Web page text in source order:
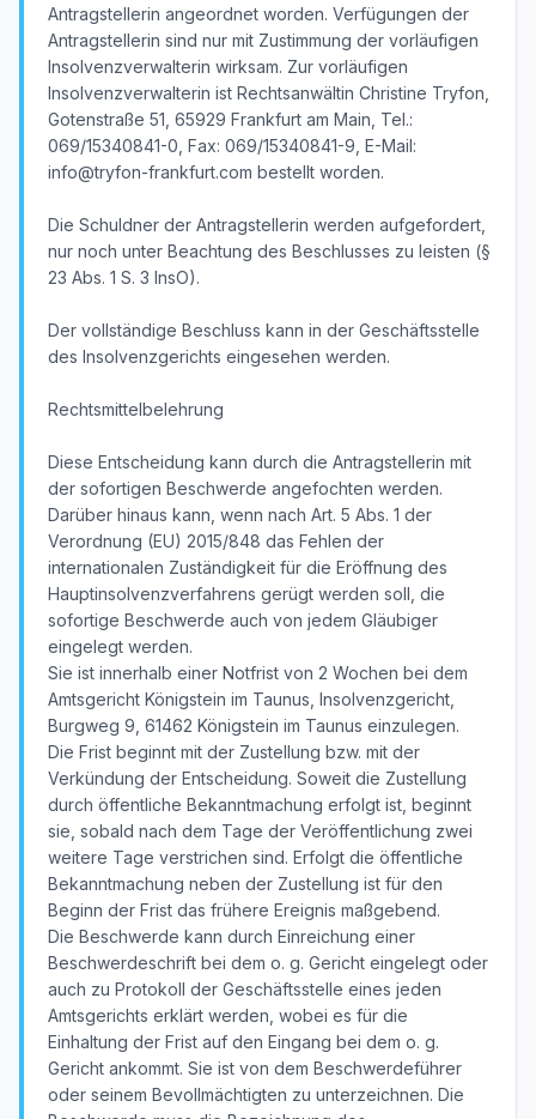
Antragstellerin angeordnet worden. Verfügungen der
Antragstellerin sind nur mit Zustimmung der vorläufigen
Insolvenzverwalterin wirksam. Zur vorläufigen
Insolvenzverwalterin ist Rechtsanwältin Christine Tryfon,
Gotenstraße 51, 65929 Frankfurt am Main, Tel.:
069/15340841-0, Fax: 069/15340841-9, E-Mail:
info@tryfon-frankfurt.com bestellt worden.
Die Schuldner der Antragstellerin werden aufgefordert,
nur noch unter Beachtung des Beschlusses zu leisten (§
23 Abs. 1 S. 3 InsO).
Der vollständige Beschluss kann in der Geschäftsstelle
des Insolvenzgerichts eingesehen werden.
Rechtsmittelbelehrung
Diese Entscheidung kann durch die Antragstellerin mit
der sofortigen Beschwerde angefochten werden.
Darüber hinaus kann, wenn nach Art. 5 Abs. 1 der
Verordnung (EU) 2015/848 das Fehlen der
internationalen Zuständigkeit für die Eröffnung des
Hauptinsolvenzverfahrens gerügt werden soll, die
sofortige Beschwerde auch von jedem Gläubiger
eingelegt werden.
Sie ist innerhalb einer Notfrist von 2 Wochen bei dem
Amtsgericht Königstein im Taunus, Insolvenzgericht,
Burgweg 9, 61462 Königstein im Taunus einzulegen.
Die Frist beginnt mit der Zustellung bzw. mit der
Verkündung der Entscheidung. Soweit die Zustellung
durch öffentliche Bekanntmachung erfolgt ist, beginnt
sie, sobald nach dem Tage der Veröffentlichung zwei
weitere Tage verstrichen sind. Erfolgt die öffentliche
Bekanntmachung neben der Zustellung ist für den
Beginn der Frist das frühere Ereignis maßgebend.
Die Beschwerde kann durch Einreichung einer
Beschwerdeschrift bei dem o. g. Gericht eingelegt oder
auch zu Protokoll der Geschäftsstelle eines jeden
Amtsgerichts erklärt werden, wobei es für die
Einhaltung der Frist auf den Eingang bei dem o. g.
Gericht ankommt. Sie ist von dem Beschwerdeführer
oder seinem Bevollmächtigten zu unterzeichnen. Die